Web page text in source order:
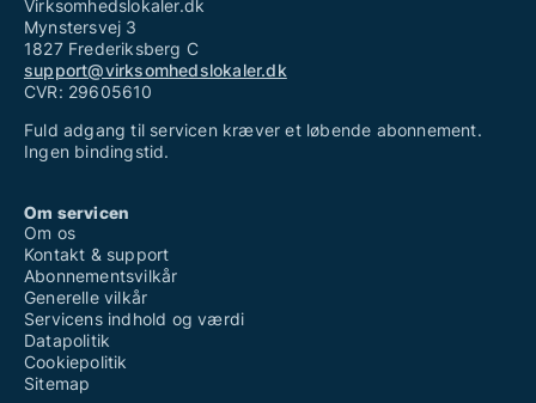
Virksomhedslokaler.dk
Mynstersvej 3
1827 Frederiksberg C
support@virksomhedslokaler.dk
CVR: 29605610
Fuld adgang til servicen kræver et løbende abonnement.
Ingen bindingstid.
Om servicen
Om os
Kontakt & support
Abonnementsvilkår
Generelle vilkår
Servicens indhold og værdi
Datapolitik
Cookiepolitik
Sitemap